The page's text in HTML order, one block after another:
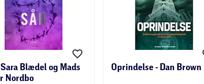
Blædel og Mads
Nordbo
Oprindelse - Dan Brown